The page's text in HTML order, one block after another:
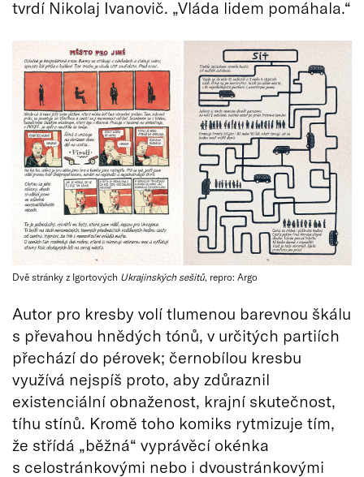
tvrdí Nikolaj Ivanovič. „Vláda lidem pomáhala.“
Dvě stránky z Igortových Ukrajinských sešitů, repro: Argo
Autor pro kresby volí tlumenou barevnou škálu
s převahou hnědých tónů, v určitých partiích
přechází do pérovek; černobílou kresbu
využívá nejspíš proto, aby zdůraznil
existenciální obnaženost, krajní skutečnost,
tíhu stínů. Kromě toho komiks rytmizuje tím,
že střídá „běžná“ vyprávěcí okénka
s celostránkovými nebo i dvoustránkovými